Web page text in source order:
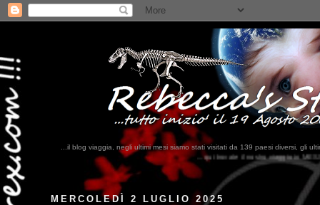
...il blog viaggia, negli ultimi mesi siamo stati visitati da 139 paesi diversi, gli
...qui trovate il nostro viaggio in MESSICO 2023...clikka qui !!!
MERCOLEDÌ 2 LUGLIO 2025